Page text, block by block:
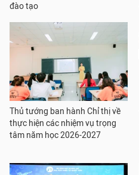
đào tạo
Thủ tướng ban hành Chỉ thị về
thực hiện các nhiệm vụ trọng
tâm năm học 2026-2027